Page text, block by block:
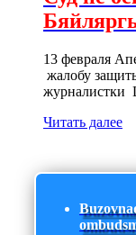
13 февраля
жалобу
журналистки
Читать далее